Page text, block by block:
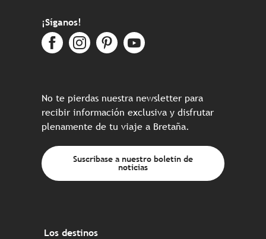
¡Síganos!
No te pierdas nuestra newsletter para
recibir información exclusiva y disfrutar
plenamente de tu viaje a Bretaña.
Suscríbase a nuestro boletín de
noticias
Los destinos